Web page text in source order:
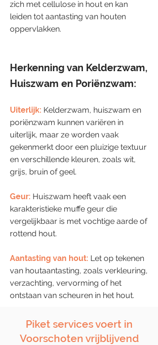
zich met cellulose in hout en kan
leiden tot aantasting van houten
oppervlakken.
Herkenning van Kelderzwam,
Huiszwam en Poriënzwam:
Uiterlijk: Kelderzwam, huiszwam en
poriënzwam kunnen variëren in
uiterlijk, maar ze worden vaak
gekenmerkt door een pluizige textuur
en verschillende kleuren, zoals wit,
grijs, bruin of geel.
Geur: Huiszwam heeft vaak een
karakteristieke muffe geur die
vergelijkbaar is met vochtige aarde of
rottend hout.
Aantasting van hout: Let op tekenen
van houtaantasting, zoals verkleuring,
verzachting, vervorming of het
ontstaan van scheuren in het hout.
Piket services voert in
Voorschoten vrijblijvend